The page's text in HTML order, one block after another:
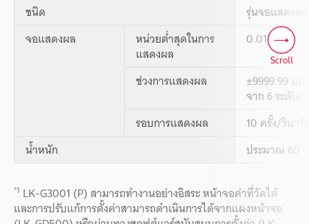
ชนิด
รุ่นจอแสดงผ
จอแสดงผล
หน่วยต่ำสุดในการ
แสดงผล
0.01 µm
ช่วงการแสดงผล ±9999.99 มม
จาก 6 ระดับ)
รอบการแสดงผล
10 ครั้ง/วินาที
น้ำหนัก
ประมาณ 60
*1 LK-G3001 (P) สามารถทำงานอย่างอิสระ หน้าจอค่าที่วัดได้
และการปรับแก้การตั้งค่าสามารถดำเนินการได้จากแผงหน้าจอ
Scroll